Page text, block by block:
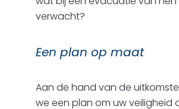
verwacht?
Een plan op maat
Aan de hand van de
we een plan om uw veiligheid